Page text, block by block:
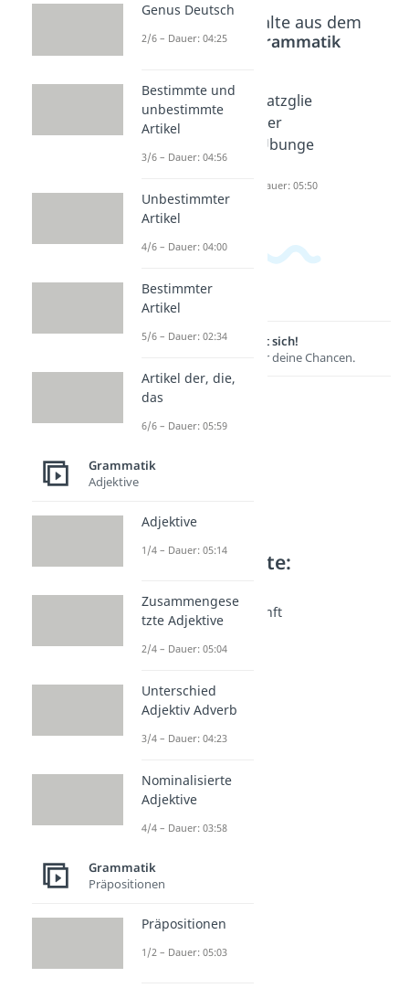
Beliebte Inhalte aus dem
Bereich
Grammatik
Satzglie
der
Satzglie
men
Satzglie
der
Übunge
Dauer: 05:50
Lernen lohnt sich!
Entdecke hier deine Chancen.
Weitere Inhalte:
Zeitformen der Zukunft
Futur 1
Dauer: 04:44
Dauer: 03:05
Futur 1 und 2
Genus Deutsch
2/6 – Dauer: 04:25
Bestimmte und
unbestimmte
Artikel
3/6 – Dauer: 04:56
Unbestimmter
Artikel
4/6 – Dauer: 04:00
Bestimmter
Artikel
5/6 – Dauer: 02:34
Artikel der, die,
das
6/6 – Dauer: 05:59
Grammatik
Adjektive
Adjektive
1/4 – Dauer: 05:14
Zusammengese
tzte Adjektive
2/4 – Dauer: 05:04
Unterschied
Adjektiv Adverb
3/4 – Dauer: 04:23
Nominalisierte
Adjektive
4/4 – Dauer: 03:58
Grammatik
Präpositionen
Präpositionen
1/2 – Dauer: 05:03